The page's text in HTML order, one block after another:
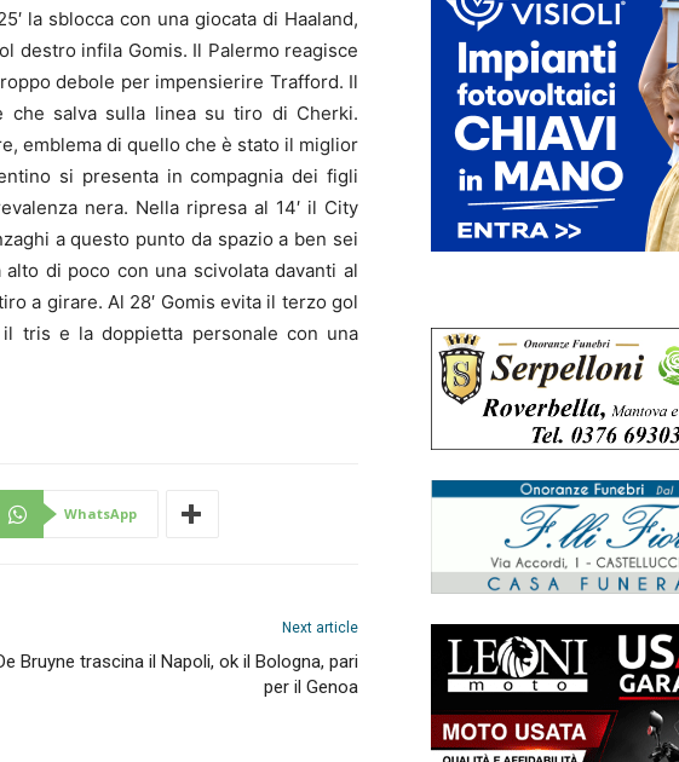
la sblocca con una giocata di Haaland,
destro infila Gomis. Il Palermo reagisce
debole per impensierire Trafford. Il
salva sulla linea su tiro di Cherki.
emblema di quello che è stato il miglior
si presenta in compagnia dei figli
nera. Nella ripresa al 14′ il City
a questo punto da spazio a ben sei
di poco con una scivolata davanti al
a girare. Al 28′ Gomis evita il terzo gol
tris e la doppietta personale con una
WhatsApp
Next article
Bruyne trascina il Napoli, ok il Bologna, pari
per il Genoa